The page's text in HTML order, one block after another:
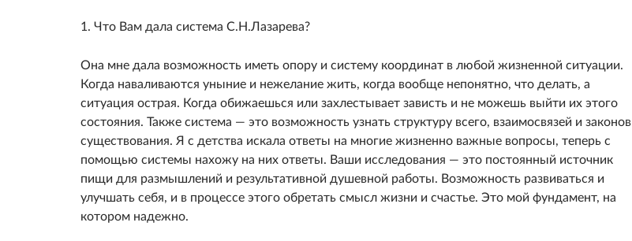
1. Что Вам дала система С.Н.Лазарева?
Она мне дала возможность иметь опору и систему координат в любой жизненной ситуации.
Когда наваливаются уныние и нежелание жить, когда вообще непонятно, что делать, а
ситуация острая. Когда обижаешься или захлестывает зависть и не можешь выйти их этого
состояния. Также система — это возможность узнать структуру всего, взаимосвязей и законов
существования. Я с детства искала ответы на многие жизненно важные вопросы, теперь с
помощью системы нахожу на них ответы. Ваши исследования — это постоянный источник
пищи для размышлений и результативной душевной работы. Возможность развиваться и
улучшать себя, и в процессе этого обретать смысл жизни и счастье. Это мой фундамент, на
котором надежно.